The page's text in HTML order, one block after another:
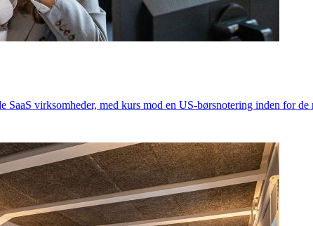
SaaS virksomheder, med kurs mod en US-børsnotering inden for de